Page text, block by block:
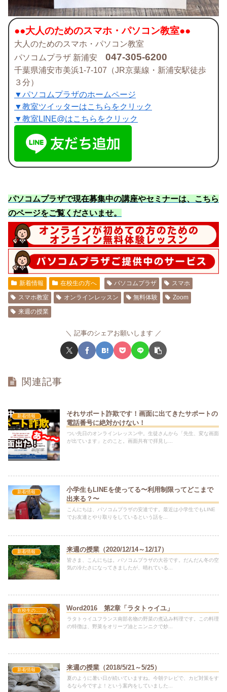
●●大人のためのスマホ・パソコン教室●●
大人のためのスマホ・パソコン教室
パソコムプラザ 新浦安 047-305-6200
千葉県浦安市美浜1-7-107（JR京葉線・新浦安駅徒歩
３分）
▼パソコムプラザのホームページ
▼教室ツイッターはこちらをクリック
▼教室LINE@はこちらをクリック
パソコムプラザで現在募集中の講座やセミナーは、こちら
のページをご覧くださいませ。
新着情報 在校生の方へ パソコムプラザ
スマホ
スマホ教室
オンラインレッスン 無料体験
Zoom
来週の授業
記事のシェアお願いします
関連記事
新着情報
それサポート詐欺です！画面に出てきたサポートの
電話番号に絶対かけない！
つい先日のオンラインレッスン中。生徒さんから「先生、変な画面
が出ています」とのこと。画面共有で拝見し...
新着情報
小学生もLINEを使ってる〜利用制限ってどこまで
出来る？〜
こんにちは、パソコムプラザの安達です。最近は小学生でもLINE
でお友達とやり取りをしているという話を...
新着情報 来週の授業（2020/12/14～12/17）
皆さま、こんにちは。パソコムプラザの大谷です。だんだん冬の空
気の冷たさになってきましたが、晴れている...
在校生の方へ Word2016 第2章「ラタトゥイユ」
ラタトゥイユフランス南部名物の野菜の煮込み料理です。この料理
の特徴は、野菜をオリーブ油とニンニクで炒...
新着情報 来週の授業（2018/5/21～5/25）
夏のように暑い日が続いていますね。今朝テレビで、カビ対策をす
るなら今ですよ！という案内をしていました...